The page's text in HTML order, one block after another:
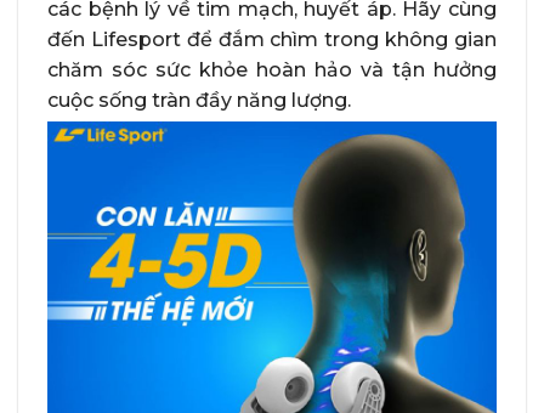
các bệnh lý về tim mạch, huyết áp. Hãy cùng
đến Lifesport để đắm chìm trong không gian
chăm sóc sức khỏe hoàn hảo và tận hưởng
cuộc sống tràn đầy năng lượng.